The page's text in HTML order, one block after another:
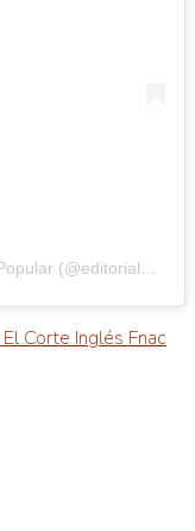
El Corte Inglés Fnac